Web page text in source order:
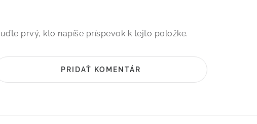
prvý, kto napíše príspevok k tejto položke.
PRIDAŤ KOMENTÁR